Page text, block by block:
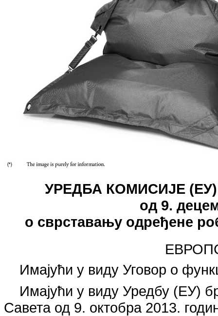
УРЕДБА КОМИСИЈЕ
од 9.
о сврставању одређене
Имајући у виду Уговор о
Имајући у виду Уредбу (ЕУ)
Савета од 9. октобра 2013.